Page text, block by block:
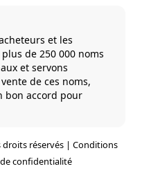
et les
de 250 000 noms
et servons
de ces noms,
bon accord pour
réservés | Conditions
confidentialité